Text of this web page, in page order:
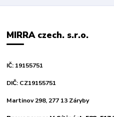
MIRRA czech. s.r.o.
IČ: 19155751
DIČ: CZ19155751
Martinov 298, 277 13 Záryby